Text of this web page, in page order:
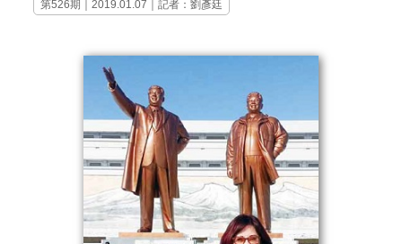
第526期 ｜2019.01.07｜記者：劉彥廷